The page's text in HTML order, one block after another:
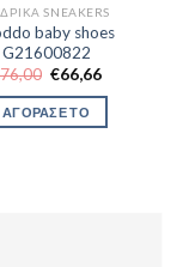
SNEAKERS
baby shoes
G21600822
76,00 Original
price
was:
€76,00.
€66,66Η
τιμή
ΑΓΟΡΑΣΕ ΤΟ